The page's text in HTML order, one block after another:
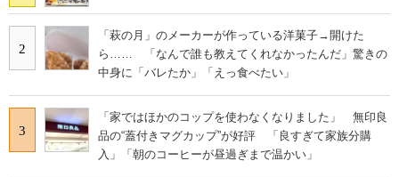
2
「萩の月」のメーカーが作っている洋菓子→開けた
ら…… 「なんで誰も教えてくれなかったんだ」驚きの
中身に「バレたか」「えっ食べたい」
3
「家ではほかのコップを使わなくなりました」 無印良
品の“蓋付きマグカップ”が好評 「良すぎて家族分購
入」「朝のコーヒーが昼過ぎまで温かい」